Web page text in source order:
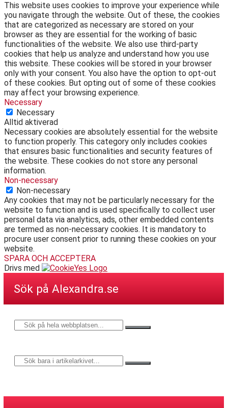
This website uses cookies to improve your experience while
you navigate through the website. Out of these, the cookies
that are categorized as necessary are stored on your
browser as they are essential for the working of basic
functionalities of the website. We also use third-party
cookies that help us analyze and understand how you use
this website. These cookies will be stored in your browser
only with your consent. You also have the option to opt-out
of these cookies. But opting out of some of these cookies
may affect your browsing experience.
Necessary
Necessary
Alltid aktiverad
Necessary cookies are absolutely essential for the website
to function properly. This category only includes cookies
that ensures basic functionalities and security features of
the website. These cookies do not store any personal
information.
Non-necessary
Non-necessary
Any cookies that may not be particularly necessary for the
website to function and is used specifically to collect user
personal data via analytics, ads, other embedded contents
are termed as non-necessary cookies. It is mandatory to
procure user consent prior to running these cookies on your
website.
SPARA OCH ACCEPTERA
Drivs med
Sök på Alexandra.se